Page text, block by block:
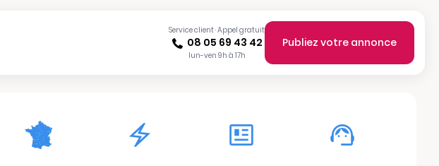
Service client · Appel gratuit
08 05 69 43 42
lun-ven 9h à 17h
Publiez votre annonce